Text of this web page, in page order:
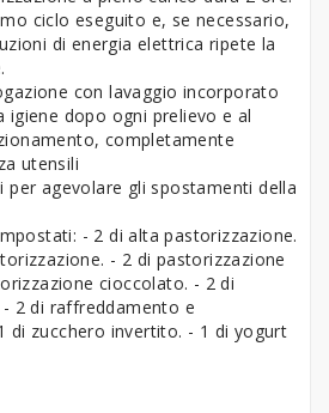
ciclo eseguito e, se necessario,
di energia elettrica ripete la
con lavaggio incorporato
igiene dopo ogni prelievo e al
completamente
utensili
per agevolare gli spostamenti della
- 2 di alta pastorizzazione.
- 2 di pastorizzazione
cioccolato. - 2 di
2 di raffreddamento e
di zucchero invertito. - 1 di yogurt